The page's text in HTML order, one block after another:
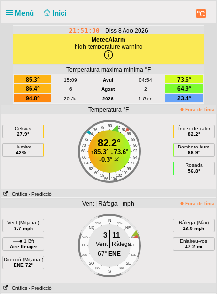
Menú Inici °C
21:51:30
Diss 8 Ago 2026
MeteoAlarm
high-temperature warning
Temperatura màxima-mínima °F
85.3°
15:09 Avui 04:54
73.6°
86.4°
6 Agost 2
64.9°
94.8°
20 Jul 2026 1 Gen
23.4°
Temperatura °F
Fora de línia
Celsius
27.9°
Humitat
42% ↑
80
78 82
76
84
74
86
72
88
70
90
68
92
66
94
64
96
62
98
60
100
58 102
|
56 104
82.2°
↑85.3°↓73.6°
-0.3°
Índex de calor
82.2°
Bombeta hum.
66.9°
Rosada
56.8°
Gràfics - Predicció
Vent | Ràfega - mph Fora de línia
Vent (Mitjana )
3.7 mph
1 Bft
Aire lleuger
Direcció (Mitjana )
ENE 72°
N
NNO NNE
NO NE
ONO ENE
O E
OSO ESE
SO SE
SSO SSE
S
3 11
Vent
Ràfega
67° ENE
Ràfega (Màx)
18.0 mph
Enlaireu-vos
47.2 mi
Gràfics - Predicció